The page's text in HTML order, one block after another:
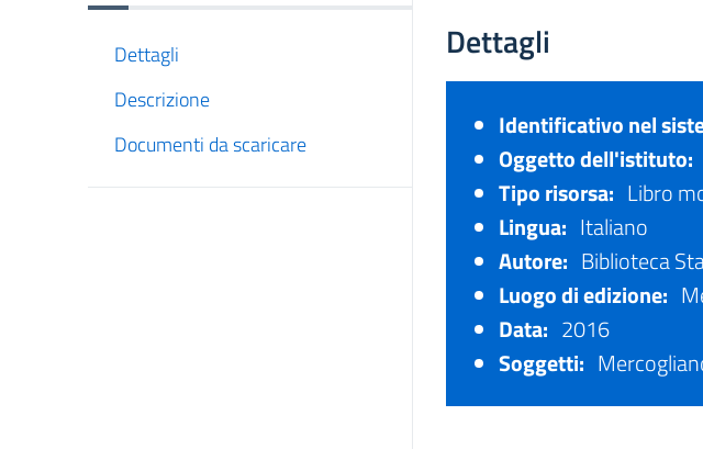
Dettagli
Descrizione
Documenti da scaricare
Dettagli
Identificativo nel
Oggetto dell'istituto:
Tipo risorsa: Libro
Lingua: Italiano
Autore: Biblioteca
Luogo di edizione:
Data: 2016
Soggetti: